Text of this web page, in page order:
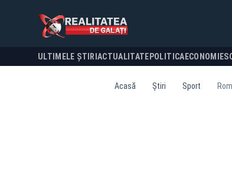
ULTIMELE ȘTIRI ACTUALITATE POLITICA ECONOMIE
Acasă Știri Sport